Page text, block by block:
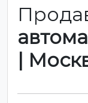
|